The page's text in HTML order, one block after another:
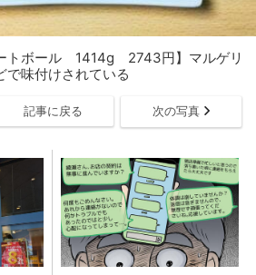
トボール 1414g 2743円】マルゲリ
で味付けされている
記事に戻る 次の写真